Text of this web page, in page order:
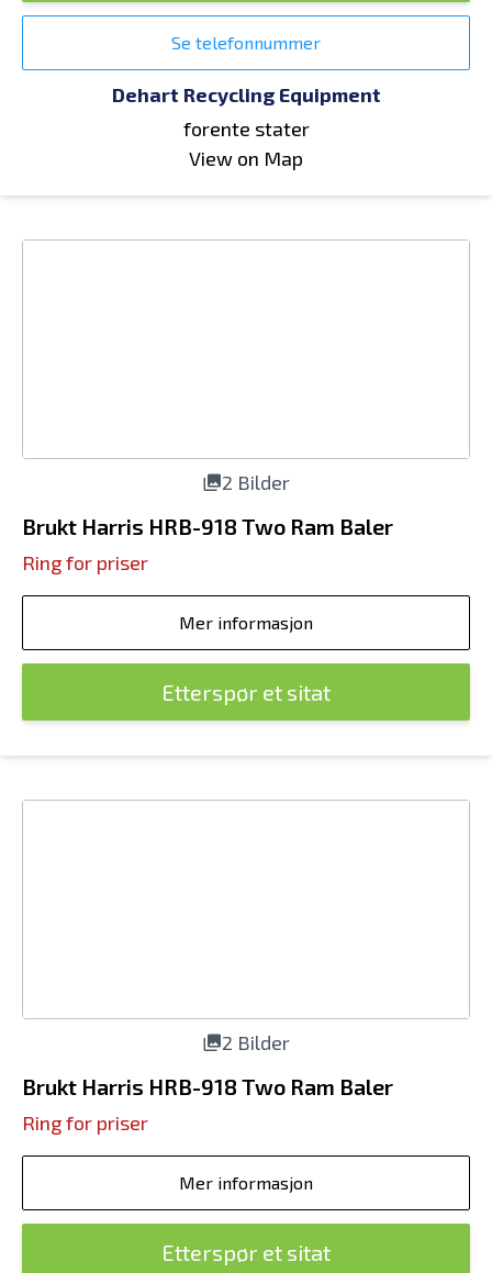
Se telefonnummer
Dehart Recycling Equipment
forente stater
View on Map
2 Bilder
Brukt Harris HRB-918 Two Ram Baler
Ring for priser
Mer informasjon
Etterspør et sitat
2 Bilder
Brukt Harris HRB-918 Two Ram Baler
Ring for priser
Mer informasjon
Etterspør et sitat